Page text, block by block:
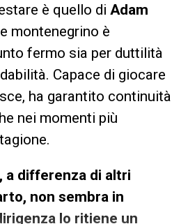
è quello di Adam
montenegrino è
fermo sia per duttilità
Capace di giocare
ha garantito continuità
nei momenti più
a differenza di altri
non sembra in
lo ritiene un